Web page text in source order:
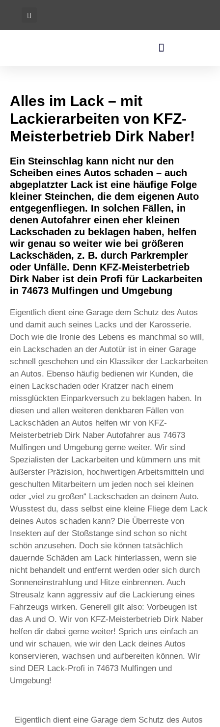
Alles im Lack – mit
Lackierarbeiten von KFZ-
Meisterbetrieb Dirk Naber!
Ein Steinschlag kann nicht nur den
Scheiben eines Autos schaden – auch
abgeplatzter Lack ist eine häufige Folge
kleiner Steinchen, die dem eigenen Auto
entgegenfliegen. In solchen Fällen, in
denen Autofahrer einen eher kleinen
Lackschaden zu beklagen haben, helfen
wir genau so weiter wie bei größeren
Lackschäden, z. B. durch Parkrempler
oder Unfälle. Denn KFZ-Meisterbetrieb
Dirk Naber ist dein Profi für Lackarbeiten
in 74673 Mulfingen und Umgebung
Eigentlich dient eine Garage dem Schutz des Autos
und damit auch seines Lacks und der Karosserie.
Doch wie die Ironie des Lebens es manchmal so will,
ein Lackschaden an der Autotür ist in einer Garage
schnell geschehen und ein Klassiker der Lackarbeiten
an Autos. Ebenso häufig bedienen wir Kunden, die
einen Lackschaden oder Kratzer nach einem
missglückten Einparkversuch zu beklagen haben. In
diesen und allen weiteren denkbaren Fällen von
Lackschäden an Autos helfen wir von KFZ-
Meisterbetrieb Dirk Naber Autofahrer aus 74673
Mulfingen und Umgebung gerne weiter. Wir sind
Spezialisten der Lackarbeiten und kümmern uns mit
äußerster Präzision, hochwertigen Arbeitsmitteln und
geschulten Mitarbeitern um jeden noch sei kleinen
oder „viel zu großen“ Lackschaden an deinem Auto.
Wusstest du, dass selbst eine kleine Fliege dem Lack
deines Autos schaden kann? Die Überreste von
Insekten auf der Stoßstange sind schon so nicht
schön anzusehen. Doch sie können tatsächlich
dauernde Schäden am Lack hinterlassen, wenn sie
nicht behandelt und entfernt werden oder sich durch
Sonneneinstrahlung und Hitze einbrennen. Auch
Streusalz kann aggressiv auf die Lackierung eines
Fahrzeugs wirken. Generell gilt also: Vorbeugen ist
das A und O. Wir von KFZ-Meisterbetrieb Dirk Naber
helfen dir dabei gerne weiter! Sprich uns einfach an
und wir schauen, wie wir den Lack deines Autos
konservieren, wachsen und aufbereiten können. Wir
sind DER Lack-Profi in 74673 Mulfingen und
Umgebung!
Eigentlich dient eine Garage dem Schutz des Autos